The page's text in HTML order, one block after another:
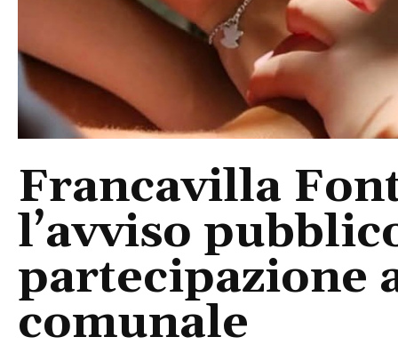
Francavilla
l’avviso
partecipazione
comunale